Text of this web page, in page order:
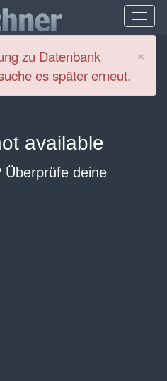
×
zu Datenbank
es später erneut.
available
Überprüfe deine